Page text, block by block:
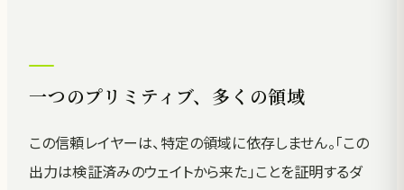
一つのプリミティブ、多くの領域
この信頼レイヤーは、特定の領域に依存しません。「この
出力は検証済みのウェイトから来た」ことを証明するダ